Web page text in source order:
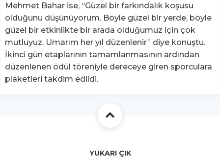
Mehmet Bahar ise, “Güzel bir farkındalık koşusu
olduğunu düşünüyorum. Böyle güzel bir yerde, böyle
güzel bir etkinlikte bir arada olduğumuz için çok
mutluyuz. Umarım her yıl düzenlenir” diye konuştu.
İkinci gün etaplarının tamamlanmasının ardından
düzenlenen ödül töreniyle dereceye giren sporculara
plaketleri takdim edildi.
YUKARI ÇIK